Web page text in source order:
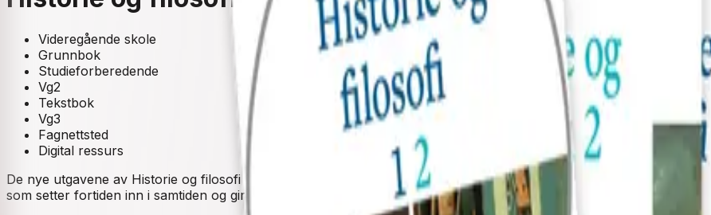
Videregående skole
Grunnbok
Studieforberedende
Vg2
Tekstbok
Vg3
Fagnettsted
Digital ressurs
De nye utgavene av Historie og filosofi 1 og 2 følger revidert læreplan i faget som trådte i kraft høsten 2016.
som setter fortiden inn i samtiden og gir elevene muligheter til å ta tak i stoffet både med empati, undring og analyse.